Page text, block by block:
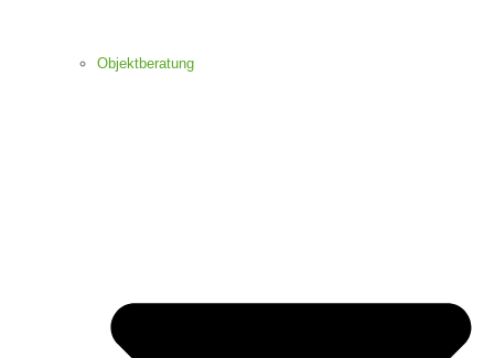
Objektberatung